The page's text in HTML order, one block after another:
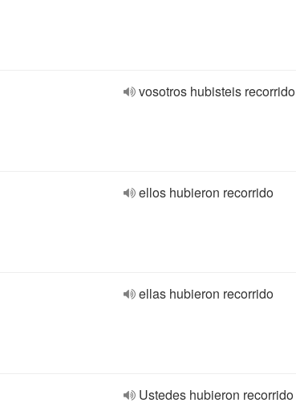
vosotros hubisteis recorrido
ellos hubieron recorrido
ellas hubieron recorrido
Ustedes hubieron recorrido